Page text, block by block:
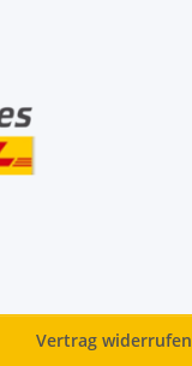
Vertrag widerrufen